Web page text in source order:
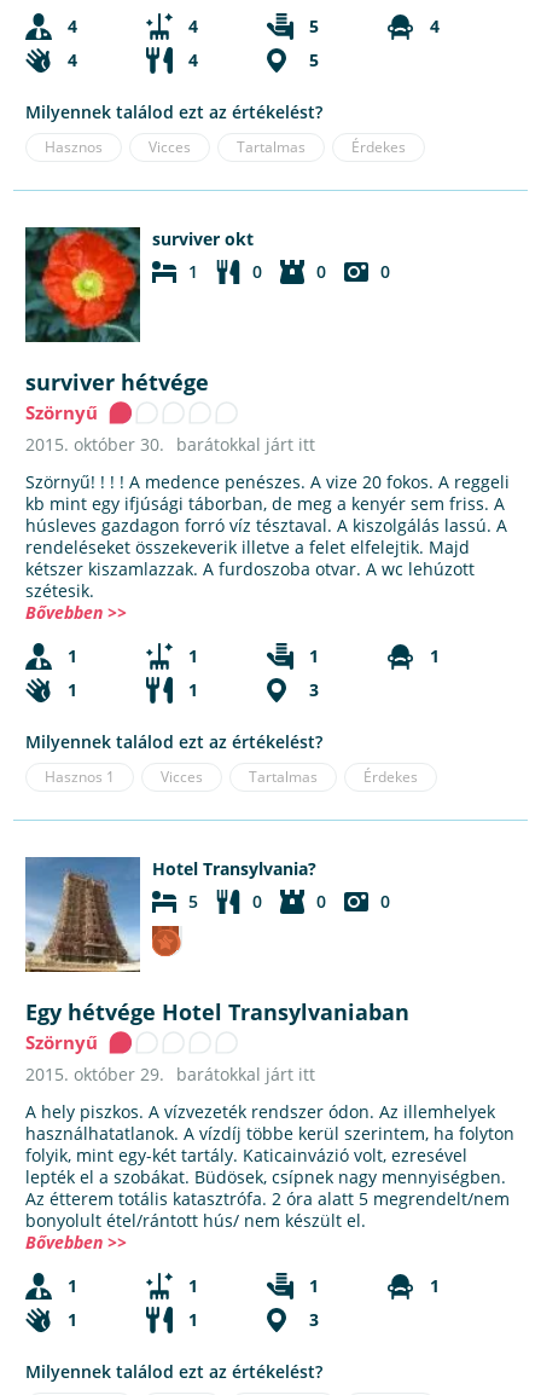
4 4 5
4
4
4 5
Milyennek találod ezt az értékelést?
Hasznos Vicces Tartalmas Érdekes
surviver okt
1
0 0 0
surviver hétvége
Szörnyű
2015. október 30.
barátokkal járt itt
Szörnyű! ! ! ! A medence penészes. A vize 20 fokos. A reggeli
kb mint egy ifjúsági táborban, de meg a kenyér sem friss. A
húsleves gazdagon forró víz tésztaval. A kiszolgálás lassú. A
rendeléseket összekeverik illetve a felet elfelejtik. Majd
kétszer kiszamlazzak. A furdoszoba otvar. A wc lehúzott
szétesik.
Bővebben >>
1
1 1
1
1
1 3
Milyennek találod ezt az értékelést?
Hasznos 1 Vicces Tartalmas Érdekes
Hotel Transylvania?
5
0 0 0
Egy hétvége Hotel Transylvaniaban
Szörnyű
2015. október 29.
barátokkal járt itt
A hely piszkos. A vízvezeték rendszer ódon. Az illemhelyek
használhatatlanok. A vízdíj többe kerül szerintem, ha folyton
folyik, mint egy-két tartály. Katicainvázió volt, ezresével
lepték el a szobákat. Büdösek, csípnek nagy mennyiségben.
Az étterem totális katasztrófa. 2 óra alatt 5 megrendelt/nem
bonyolult étel/rántott hús/ nem készült el.
Bővebben >>
1
1 1
1
1
1 3
Milyennek találod ezt az értékelést?